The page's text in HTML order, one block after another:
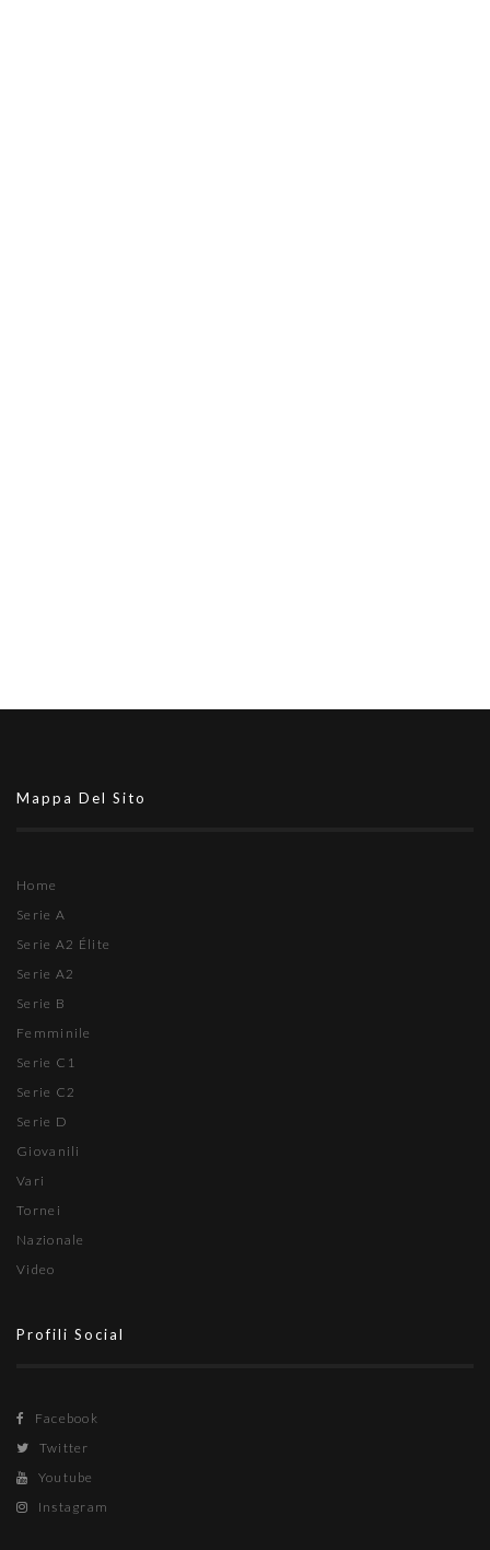
Mappa Del Sito
Home
Serie A
Serie A2 Élite
Serie A2
Serie B
Femminile
Serie C1
Serie C2
Serie D
Giovanili
Vari
Tornei
Nazionale
Video
Profili Social
Facebook
Twitter
Youtube
Instagram